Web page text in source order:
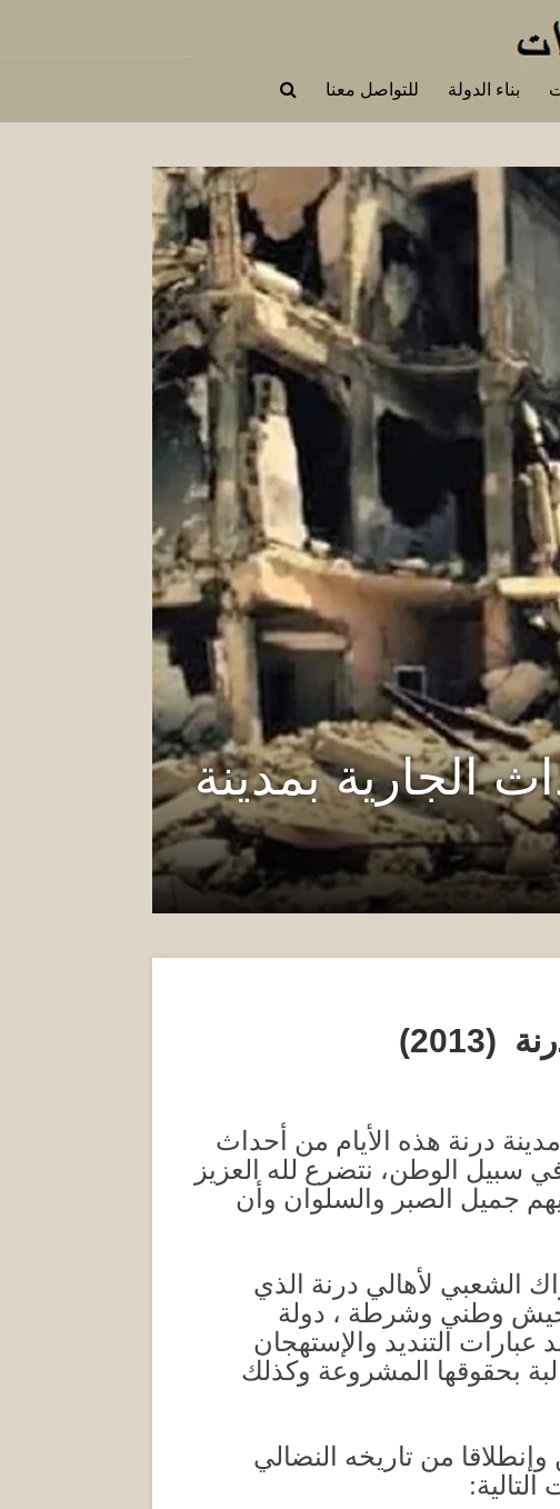
بناء الدولة للتواصل معنا
الجارية بمدينة
درنة هذه الأيام من أحداث
سبيل الوطن، نتضرع لله العزيز
جميل الصبر والسلوان وأن
الشعبي لأهالي درنة الذي
جيش وطني وشرطة ، دولة
التنديد والإستهجان
بحقوقها المشروعة وكذلك
من تاريخه النضالي